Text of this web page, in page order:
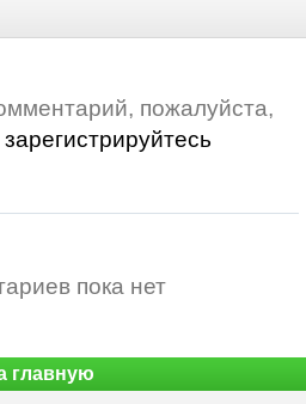
пожалуйста,
зарегистрируйтесь
пока нет
главную